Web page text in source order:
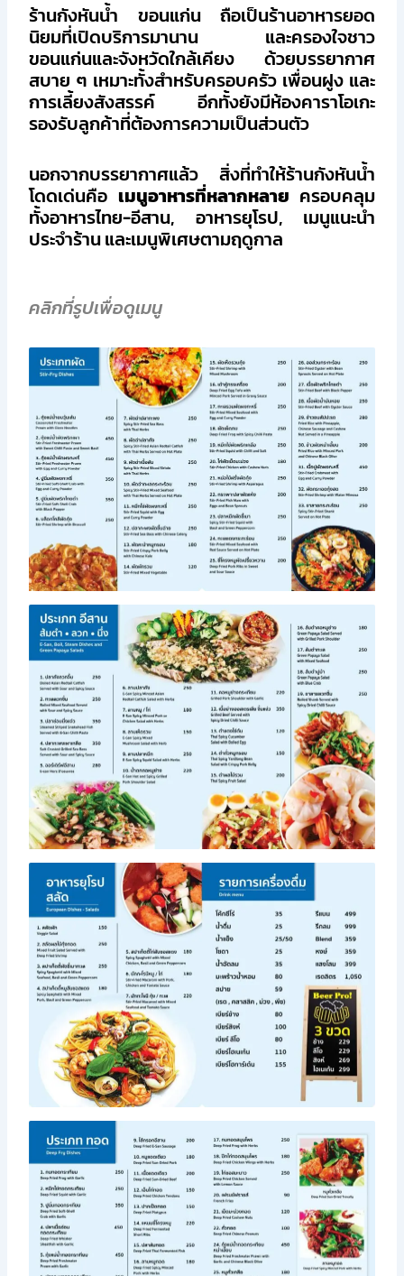
ร้านกังหันน้ำ ขอนแก่น ถือเป็นร้านอาหารยอด
นิยมที่เปิดบริการมานาน และครองใจชาว
ขอนแก่นและจังหวัดใกล้เคียง ด้วยบรรยากาศ
สบาย ๆ เหมาะทั้งสำหรับครอบครัว เพื่อนฝูง และ
การเลี้ยงสังสรรค์ อีกทั้งยังมีห้องคาราโอเกะ
รองรับลูกค้าที่ต้องการความเป็นส่วนตัว
นอกจากบรรยากาศแล้ว สิ่งที่ทำให้ร้านกังหันน้ำ
โดดเด่นคือ เมนูอาหารที่หลากหลาย ครอบคลุม
ทั้งอาหารไทย-อีสาน, อาหารยุโรป, เมนูแนะนำ
ประจำร้าน และเมนูพิเศษตามฤดูกาล
คลิกที่รูปเพื่อดูเมนู